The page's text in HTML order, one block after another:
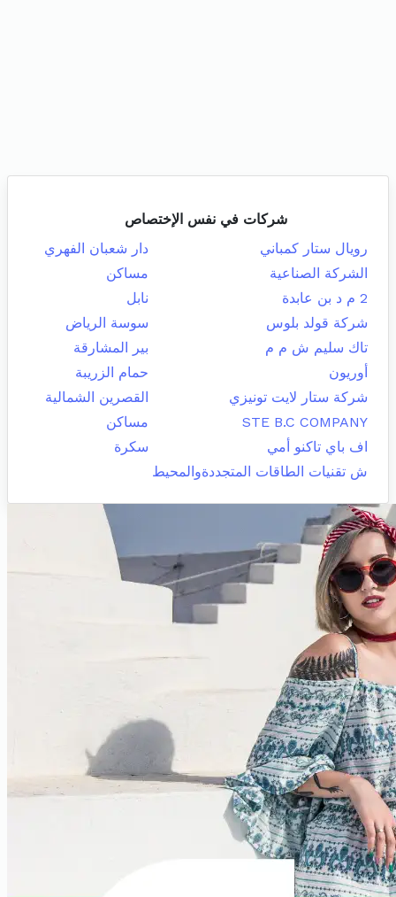
شركات في نفس الإختصاص
رويال ستار كمباني
دار شعبان الفهري
الشركة الصناعية
مساكن
2 م د بن عابدة
نابل
شركة قولد بلوس
سوسة الرياض
تاك سليم ش م م
بير المشارقة
أوريون
حمام الزريبة
شركة ستار لايت تونيزي
القصرين الشمالية
STE B.C COMPANY
مساكن
اف باي تاكنو أمي
سكرة
ش تقنيات الطاقات المتجددةوالمحيط